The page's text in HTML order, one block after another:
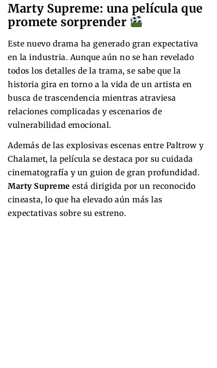
Marty Supreme: una película que
promete sorprender
Este nuevo drama ha generado gran expectativa
en la industria. Aunque aún no se han revelado
todos los detalles de la trama, se sabe que la
historia gira en torno a la vida de un artista en
busca de trascendencia mientras atraviesa
relaciones complicadas y escenarios de
vulnerabilidad emocional.
Además de las explosivas escenas entre Paltrow y
Chalamet, la película se destaca por su cuidada
cinematografía y un guion de gran profundidad.
Marty Supreme está dirigida por un reconocido
cineasta, lo que ha elevado aún más las
expectativas sobre su estreno.